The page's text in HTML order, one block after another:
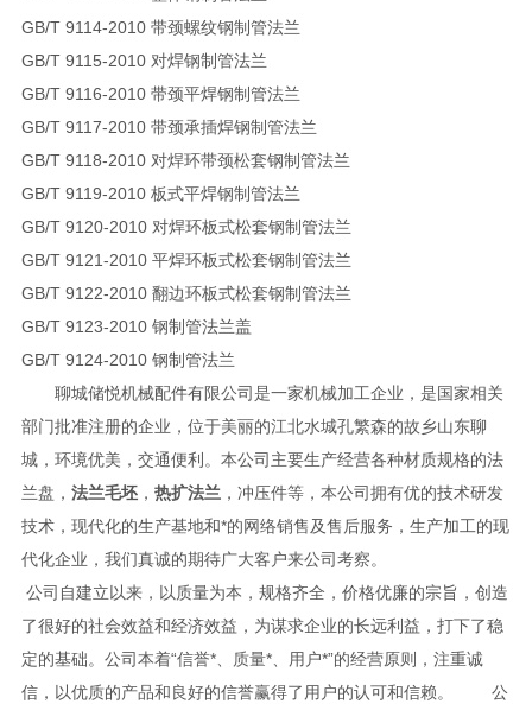
GB/T 9114-2010 带颈螺纹钢制管法兰
GB/T 9115-2010 对焊钢制管法兰
GB/T 9116-2010 带颈平焊钢制管法兰
GB/T 9117-2010 带颈承插焊钢制管法兰
GB/T 9118-2010 对焊环带颈松套钢制管法兰
GB/T 9119-2010 板式平焊钢制管法兰
GB/T 9120-2010 对焊环板式松套钢制管法兰
GB/T 9121-2010 平焊环板式松套钢制管法兰
GB/T 9122-2010 翻边环板式松套钢制管法兰
GB/T 9123-2010 钢制管法兰盖
GB/T 9124-2010 钢制管法兰
聊城储悦机械配件有限公司是一家机械加工企业，是国家相关
部门批准注册的企业，位于美丽的江北水城孔繁森的故乡山东聊
城，环境优美，交通便利。本公司主要生产经营各种材质规格的法
兰盘， 法兰毛坯， 热扩法兰，冲压件等，本公司拥有优的技术研发
技术，现代化的生产基地和*的网络销售及售后服务，生产加工的现
代化企业，我们真诚的期待广大客户来公司考察。
公司自建立以来，以质量为本，规格齐全，价格优廉的宗旨，创造
了很好的社会效益和经济效益，为谋求企业的长远利益，打下了稳
定的基础。公司本着“信誉*、质量*、用户*”的经营原则，注重诚
信，以优质的产品和良好的信誉赢得了用户的认可和信赖。 公